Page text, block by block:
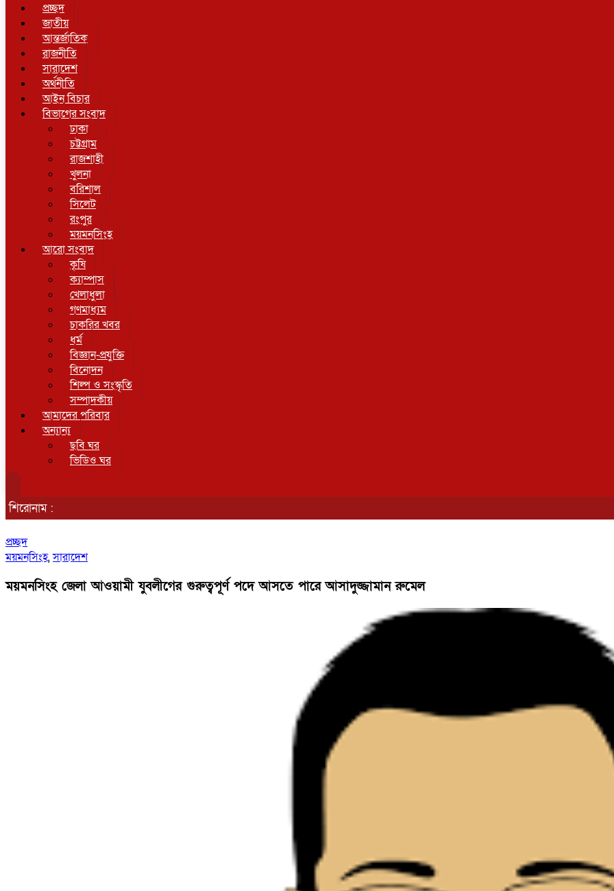
প্রচ্ছদ
জাতীয়
আন্তর্জাতিক
রাজনীতি
সারাদেশ
অর্থনীতি
আইন বিচার
বিভাগের সংবাদ
ঢাকা
চট্টগ্রাম
রাজশাহী
খুলনা
বরিশাল
সিলেট
রংপুর
ময়মনসিংহ
আরো সংবাদ
কৃষি
ক্যাম্পাস
খেলাধুলা
গণমাধ্যম
চাকরির খবর
ধর্ম
বিজ্ঞান-প্রযুক্তি
বিনোদন
শিল্প ও সংস্কৃতি
সম্পাদকীয়
আমাদের পরিবার
অন্যান্য
ছবি ঘর
ভিডিও ঘর
শিরোনাম :
প্রচ্ছদ
ময়মনসিংহ,সারাদেশ
ময়মনসিংহ জেলা আওয়ামী যুবলীগের গুরুত্বপূর্ণ পদে আসতে পারে আসাদুজ্জামান রুমেল